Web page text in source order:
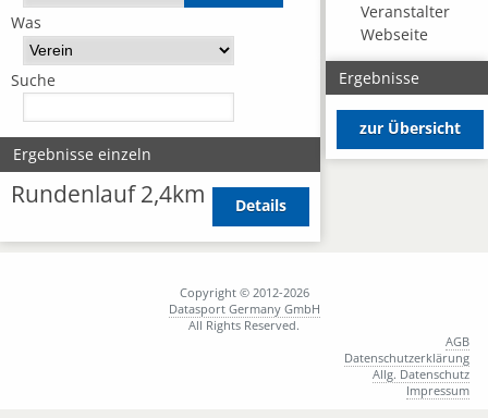
Was
Suche
Ergebnisse einzeln
Rundenlauf 2,4km Details
Veranstalter
Webseite
Ergebnisse
zur Übersicht
Copyright © 2012-2026
Datasport Germany GmbH
All Rights Reserved.
AGB
Datenschutzerklärung
Allg. Datenschutz
Impressum